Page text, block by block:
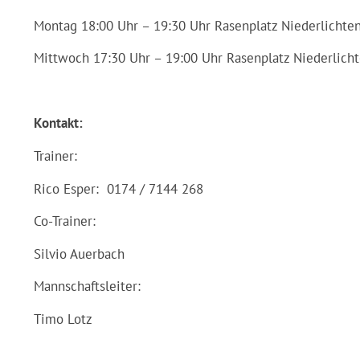
Montag 18:00 Uhr – 19:30 Uhr Rasenplatz
Mittwoch 17:30 Uhr – 19:00 Uhr Rasenplatz
Kontakt:
Trainer:
Rico Esper: 0174 / 7144 268
Co-Trainer:
Silvio Auerbach
Mannschaftsleiter:
Timo Lotz